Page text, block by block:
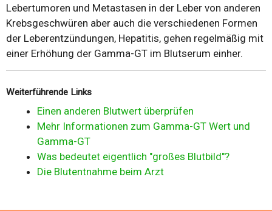
Lebertumoren und Metastasen in der Leber von anderen
Krebsgeschwüren aber auch die verschiedenen Formen
der Leberentzündungen, Hepatitis, gehen regelmäßig mit
einer Erhöhung der Gamma-GT im Blutserum einher.
Weiterführende Links
Einen anderen Blutwert überprüfen
Mehr Informationen zum Gamma-GT Wert und
Gamma-GT
Was bedeutet eigentlich "großes Blutbild"?
Die Blutentnahme beim Arzt